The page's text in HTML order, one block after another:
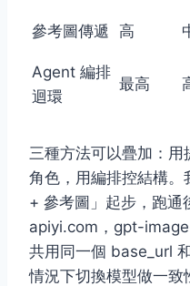
參考圖傳遞 高
Agent 編排
迴環
最高
三種方法可以疊加：
角色，用編排控結構。
+ 參考圖」起步，跑通
apiyi.com，gpt-
共用同一個 base_url
情況下切換模型做一致